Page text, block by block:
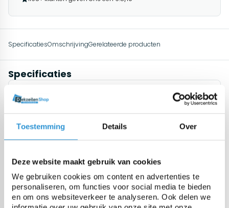
Toestemming Details Over
Deze website maakt gebruik van cookies
We gebruiken cookies om content en advertenties te
personaliseren, om functies voor social media te bieden
en om ons websiteverkeer te analyseren. Ook delen we
SpecificatiesOmschrijvingGerelateerde producten
Specificaties
Materiaal Polyester weefsel, PVC coating
Origine
Europa (dus REACH conform
Treksterkte 2000 N/5cm